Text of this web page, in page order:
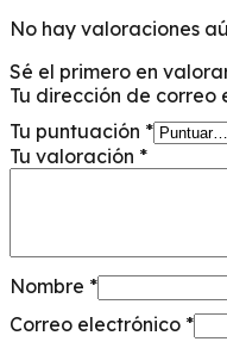
No hay valoraciones
Sé el primero en
Tu dirección de correo
Tu puntuación *
Tu valoración *
Nombre *
Correo electrónico *